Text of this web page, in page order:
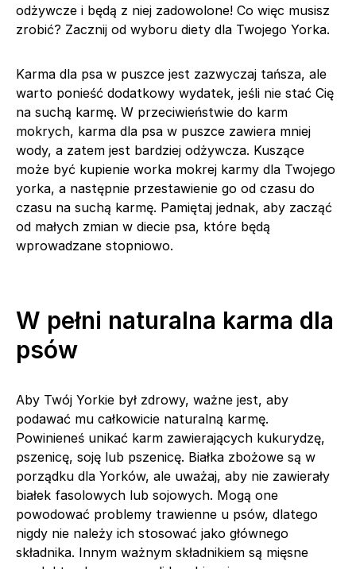
odżywcze i będą z niej zadowolone! Co więc musisz
zrobić? Zacznij od wyboru diety dla Twojego Yorka.
Karma dla psa w puszce jest zazwyczaj tańsza, ale
warto ponieść dodatkowy wydatek, jeśli nie stać Cię
na suchą karmę. W przeciwieństwie do karm
mokrych, karma dla psa w puszce zawiera mniej
wody, a zatem jest bardziej odżywcza. Kuszące
może być kupienie worka mokrej karmy dla Twojego
yorka, a następnie przestawienie go od czasu do
czasu na suchą karmę. Pamiętaj jednak, aby zacząć
od małych zmian w diecie psa, które będą
wprowadzane stopniowo.
W pełni naturalna karma dla
psów
Aby Twój Yorkie był zdrowy, ważne jest, aby
podawać mu całkowicie naturalną karmę.
Powinieneś unikać karm zawierających kukurydzę,
pszenicę, soję lub pszenicę. Białka zbożowe są w
porządku dla Yorków, ale uważaj, aby nie zawierały
białek fasolowych lub sojowych. Mogą one
powodować problemy trawienne u psów, dlatego
nigdy nie należy ich stosować jako głównego
składnika. Innym ważnym składnikiem są mięsne